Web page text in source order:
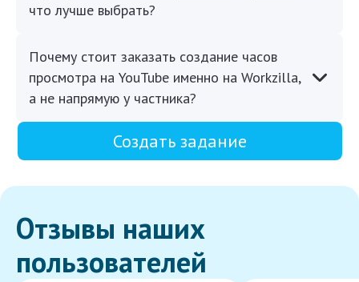
что лучше выбрать?
Почему стоит заказать создание часов
просмотра на YouTube именно на Workzilla,
а не напрямую у частника?
Создать задание
Отзывы наших
пользователей